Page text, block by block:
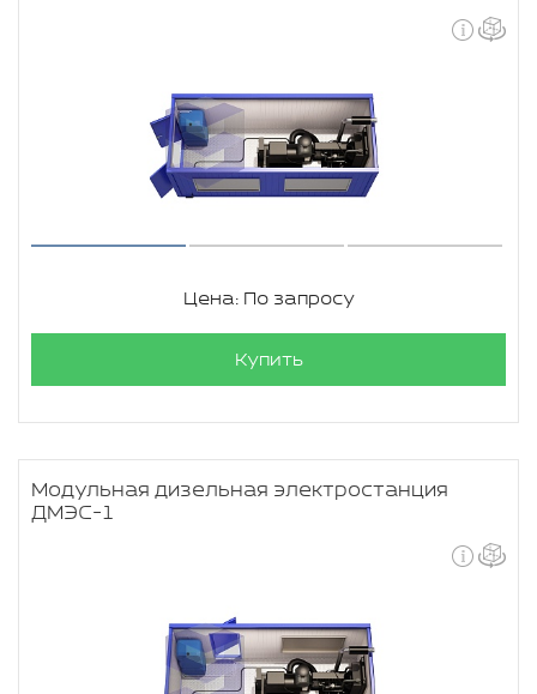
Цена: По запросу
Купить
Модульная дизельная электростанция
ДМЭС-1